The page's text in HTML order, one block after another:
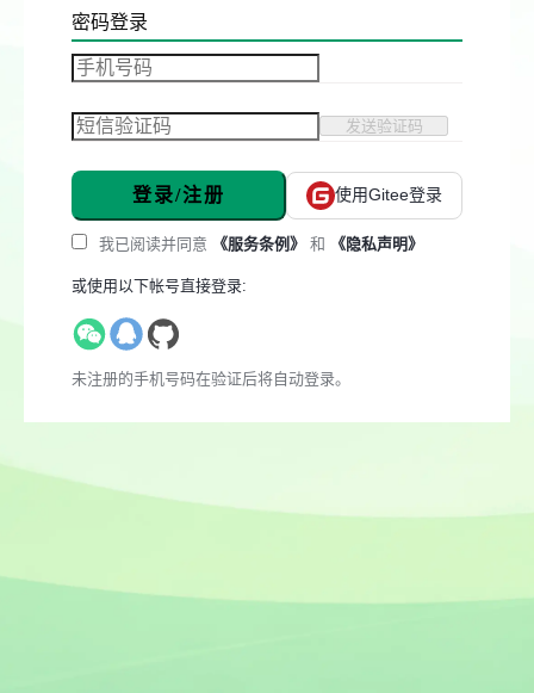
密码登录
发送验证码
登录/注册 使用Gitee登录
我已阅读并同意 《服务条例》 和 《隐私声明》
或使用以下帐号直接登录:
未注册的手机号码在验证后将自动登录。